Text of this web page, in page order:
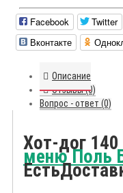
Facebook Twitter
Вконтакте
Описание
Отзывы (0)
Вопрос - ответ (0)
Хот-дог 140
меню Поль